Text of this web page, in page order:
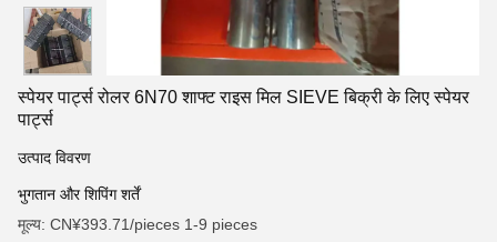
स्पेयर पार्ट्स रोलर 6N70 शाफ्ट राइस मिल SIEVE बिक्री के लिए स्पेयर
पार्ट्स
उत्पाद विवरण
भुगतान और शिपिंग शर्तें
मूल्य: CN¥393.71/pieces 1-9 pieces